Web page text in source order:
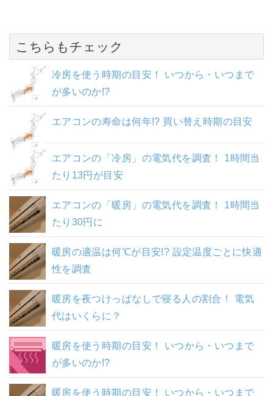
こちらもチェック
冷房を使う時期の目安！ いつから・いつまで
が多いのか!?
エアコンの寿命は何年!? 買い替え時期の目安
エアコンの「冷房」の電気代を調査！ 1時間当
たり13円が目安
エアコンの「暖房」の電気代を調査！ 1時間当
たり30円に
暖房の適温は何℃が目安!? 設定温度ごとに快適
性を調査
暖房を夜つけっぱなしで寝る人の割合！ 電気
代はいくらに？
暖房を使う時期の目安！ いつから・いつまで
が多いのか!?
暖房を使う時期の目安！ いつから・いつまで